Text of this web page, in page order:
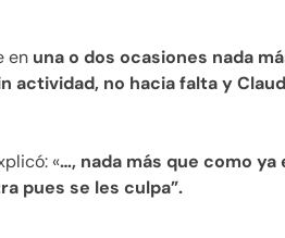
en una o dos ocasiones nada
actividad, no hacia falta y
«…, nada más que como ya
pues se les culpa”.